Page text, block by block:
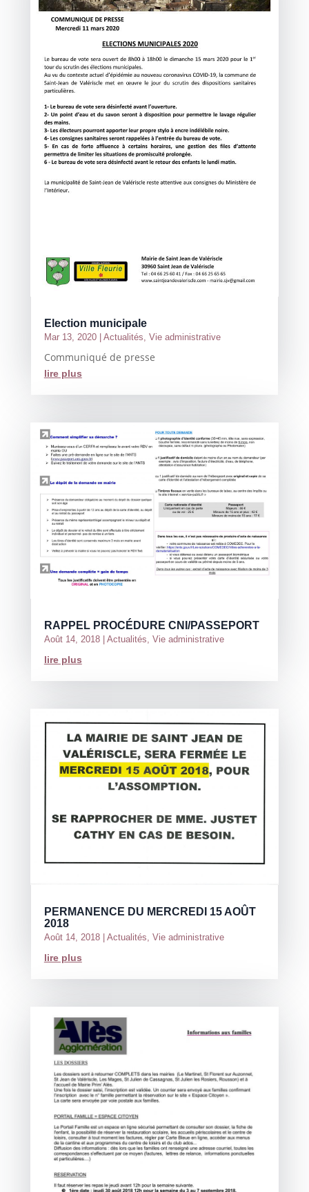
Election municipale
Mar 13, 2020| Actualités Vie administrative
Communiqué de presse
lire plus
RAPPEL PROCÉDURE CNI/PASSEPORT
Août 14, 2018| Actualités Vie administrative
lire plus
PERMANENCE DU MERCREDI 15 AOÛT
2018
Août 14, 2018| Actualités Vie administrative
lire plus